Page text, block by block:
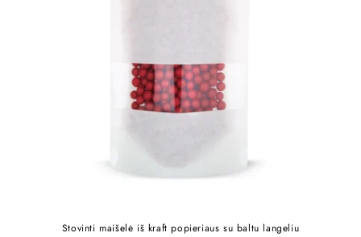
Stovinti maišelė iš kraft popieriaus su baltu langeliu